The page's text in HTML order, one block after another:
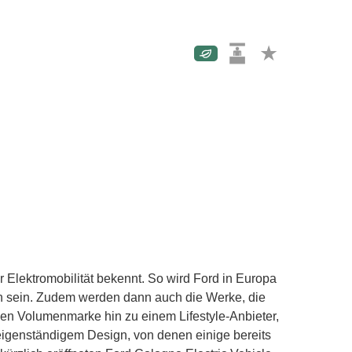
bekennt. So wird Ford in Europa
Zudem werden dann auch die Werke, die
Volumenmarke hin zu einem Lifestyle-Anbieter,
Design, von denen einige bereits